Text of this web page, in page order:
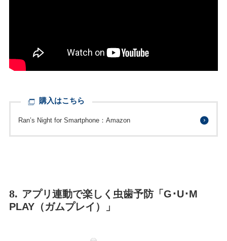
購入はこちら
Ran’s Night for Smartphone：Amazon
8. アプリ連動で楽しく虫歯予防「G･U･M
PLAY（ガムプレイ）」